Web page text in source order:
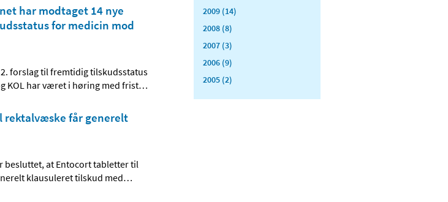
har modtaget 14 nye
for medicin mod
forslag til fremtidig tilskudsstatus
KOL har været i høring med frist…
får generelt
besluttet, at Entocort tabletter til
klausuleret tilskud med…
2009 (14)
2008 (8)
2007 (3)
2006 (9)
2005 (2)